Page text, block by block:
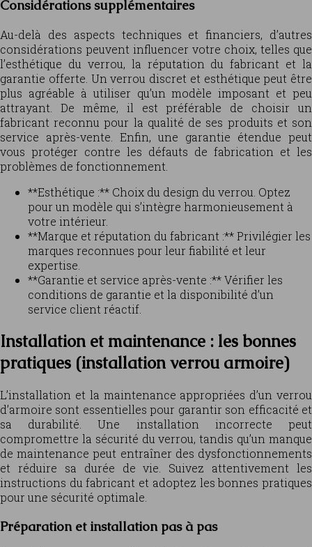
Considérations supplémentaires
Au-delà des aspects techniques et financiers, d’autres
considérations peuvent influencer votre choix, telles que
l’esthétique du verrou, la réputation du fabricant et la
garantie offerte. Un verrou discret et esthétique peut être
plus agréable à utiliser qu’un modèle imposant et peu
attrayant. De même, il est préférable de choisir un
fabricant reconnu pour la qualité de ses produits et son
service après-vente. Enfin, une garantie étendue peut
vous protéger contre les défauts de fabrication et les
problèmes de fonctionnement.
**Esthétique :** Choix du design du verrou. Optez
pour un modèle qui s’intègre harmonieusement à
votre intérieur.
**Marque et réputation du fabricant :** Privilégier les
marques reconnues pour leur fiabilité et leur
expertise.
**Garantie et service après-vente :** Vérifier les
conditions de garantie et la disponibilité d’un
service client réactif.
Installation et maintenance : les bonnes
pratiques (installation verrou armoire)
L’installation et la maintenance appropriées d’un verrou
d’armoire sont essentielles pour garantir son efficacité et
sa durabilité. Une installation incorrecte peut
compromettre la sécurité du verrou, tandis qu’un manque
de maintenance peut entraîner des dysfonctionnements
et réduire sa durée de vie. Suivez attentivement les
instructions du fabricant et adoptez les bonnes pratiques
pour une sécurité optimale.
Préparation et installation pas à pas